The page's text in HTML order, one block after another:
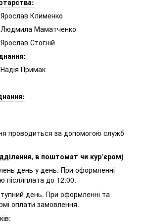
Клименко
Людмила Маматченко
Стогній
Примак
проводиться за допомогою служб
в поштомат чи кур’єром)
день у день. При оформленні
післяплата до 12:00.
день. При оформленні та
оплати замовлення.